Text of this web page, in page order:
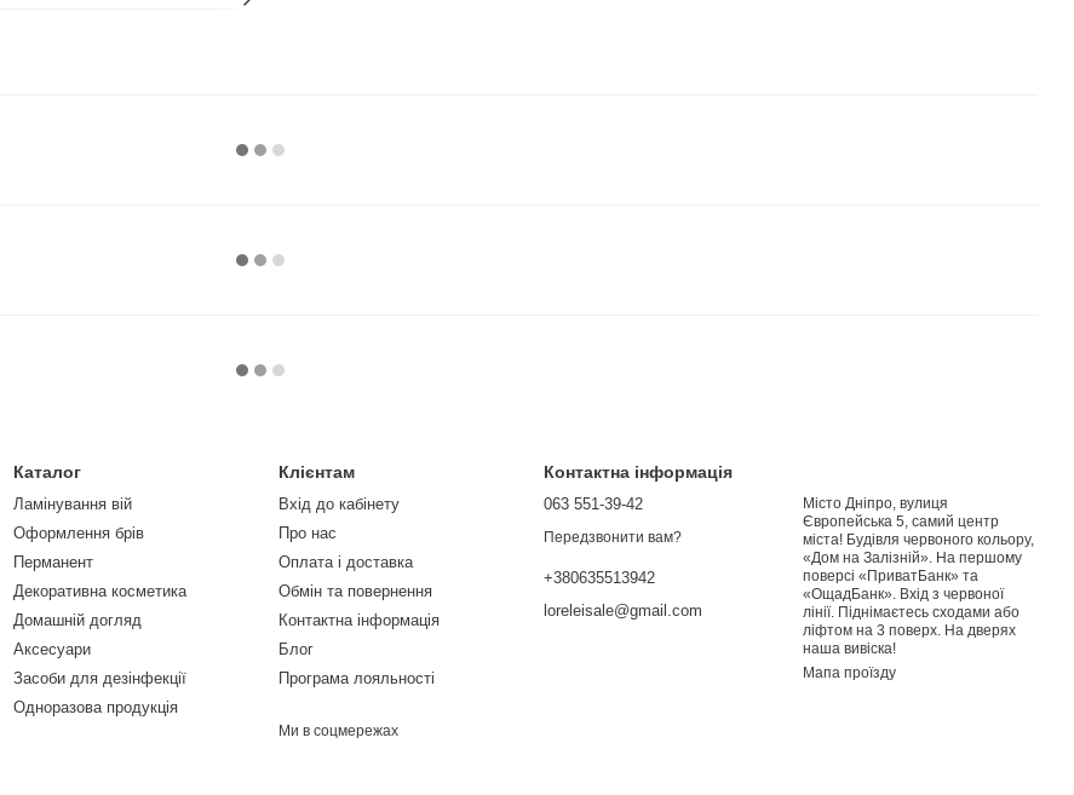
Каталог
Ламінування вій
Оформлення брів
Перманент
Декоративна косметика
Домашній догляд
Аксесуари
Засоби для дезінфекції
Одноразова продукція
Клієнтам
Вхід до кабінету
Про нас
Оплата і доставка
Обмін та повернення
Контактна інформація
Блог
Програма лояльності
Ми в соцмережах
Контактна інформація
063 551-39-42
Передзвонити вам?
+380635513942
loreleisale@gmail.com
Місто Дніпро, вулиця
Європейська 5, самий центр
міста! Будівля червоного кольору,
«Дом на Залізній». На першому
поверсі «ПриватБанк» та
«ОщадБанк». Вхід з червоної
лінії. Піднімаєтесь сходами або
ліфтом на 3 поверх. На дверях
наша вивіска!
Мапа проїзду